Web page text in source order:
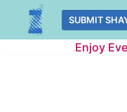
Skip
SUBMIT
Enjoy